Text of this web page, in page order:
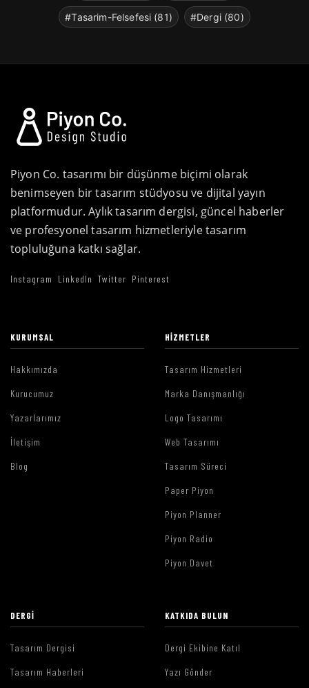
#Tasarim-Felsefesi (81) #Dergi (80)
Piyon Co. tasarımı bir düşünme biçimi olarak
benimseyen bir tasarım stüdyosu ve dijital yayın
platformudur. Aylık tasarım dergisi, güncel haberler
ve profesyonel tasarım hizmetleriyle tasarım
topluluğuna katkı sağlar.
Instagram LinkedIn Twitter Pinterest
KURUMSAL
Hakkımızda
Kurucumuz
Yazarlarımız
İletişim
Blog
HIZMETLER
Tasarım Hizmetleri
Marka Danışmanlığı
Logo Tasarımı
Web Tasarımı
Tasarım Süreci
Paper Piyon
Piyon Planner
Piyon Radio
Piyon Davet
DERGI
Tasarım Dergisi
Tasarım Haberleri
KATKIDA BULUN
Dergi Ekibine Katıl
Yazı Gönder